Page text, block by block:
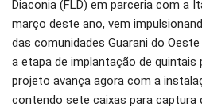
Diaconia (FLD) em parceria com a
março deste ano, vem
das comunidades Guarani do
a etapa de implantação de
projeto avança agora com a
contendo sete caixas para captura